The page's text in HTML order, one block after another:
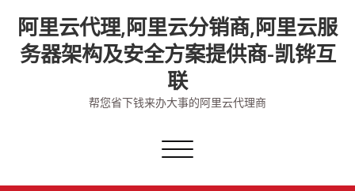
content
阿里云代理,阿里云分销商,阿里云服
务器架构及安全方案提供商-凯铧互
联
帮您省下钱来办大事的阿里云代理商
切
导